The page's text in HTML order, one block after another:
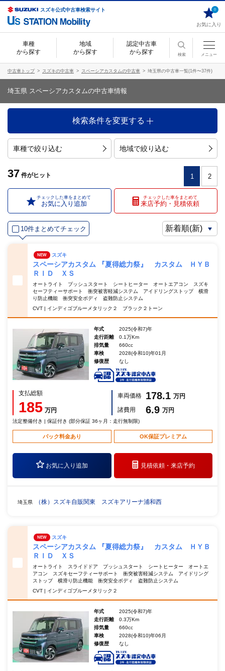
スズキ公式中古車検索サイト
お気に入り
0
車種
から探す
地域
から探す
認定中古車
から探す
検索 メニュー
中古車トップ スズキの中古車 スペーシアカスタムの中古車 埼玉県の中古車一覧(1件〜37件)
埼玉県 スペーシアカスタムの中古車情報
検索条件を変更する
車種で絞り込む 地域で絞り込む
37 件がヒット 1 2
チェックした車をまとめて
お気に入り追加
チェックした車をまとめて
来店予約・見積依頼
10件まとめてチェック
NEW スズキ
スペーシアカスタム 『夏得総力祭』 カスタム ＨＹＢ
ＲＩＤ ＸＳ
オートライト プッシュスタート シートヒーター オートエアコン スズキ
セーフティーサポート 衝突被害軽減システム アイドリングストップ 横滑
り防止機能 衝突安全ボディ 盗難防止システム
CVT | インディゴブルーメタリック２ ブラック２トーン
年式
2025(令和7)年
走行距離
0.1万Km
排気量
660cc
車検
2028(令和10)年01月
修復歴
なし
支払総額
185 万円
車両価格 178.1 万円
諸費用
6.9 万円
法定整備付き | 保証付き (部分保証 36ヶ月：走行無制限)
パック料金あり OK保証プレミアム
お気に入り追加 見積依頼・来店予約
埼玉県 （株）スズキ自販関東 スズキアリーナ浦和西
NEW スズキ
スペーシアカスタム 『夏得総力祭』 カスタム ＨＹＢ
ＲＩＤ ＸＳ
オートライト スライドドア プッシュスタート シートヒーター オートエ
アコン スズキセーフティーサポート 衝突被害軽減システム アイドリング
ストップ 横滑り防止機能 衝突安全ボディ 盗難防止システム
CVT | インディゴブルーメタリック２
年式
2025(令和7)年
走行距離
0.3万Km
排気量
660cc
車検
2028(令和10)年06月
修復歴
なし